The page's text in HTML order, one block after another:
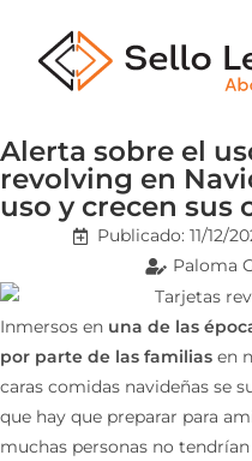
Alerta sobre el
revolving en
uso y crecen sus
Publicado: 11/12/
Paloma
Inmersos en una de las
por parte de las familias en
caras comidas navideñas se
que hay que preparar para
muchas personas no